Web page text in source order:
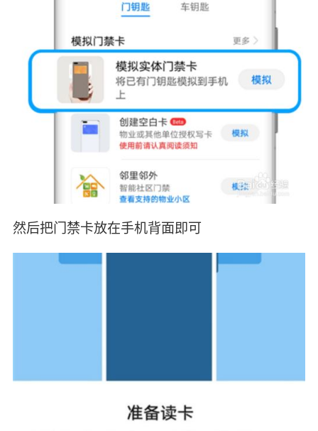
然后把门禁卡放在手机背面即可